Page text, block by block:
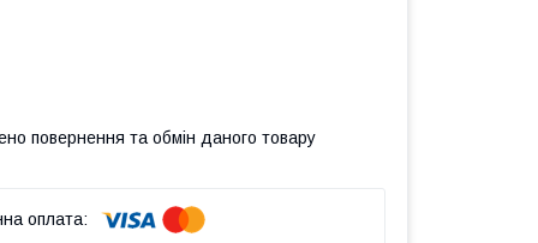
повернення та обмін даного товару